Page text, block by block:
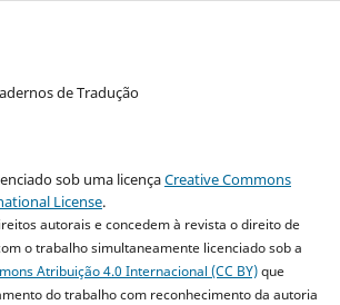
de Tradução
sob uma licençaCreative Commons
License.
autorais e concedem à revista o direito de
o trabalho simultaneamente licenciado sob a
Atribuição 4.0 Internacional (CC BY)que
do trabalho com reconhecimento da autoria